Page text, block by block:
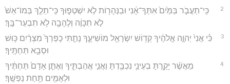
2
כִּֽי־תַעֲבֹ֤ר בַּמַּ֙יִם֙ אִתְּךָ־אָ֔נִי וּבַנְּהָר֖וֹת לֹ֣א יִשְׁטְפ֑וּךָ כִּֽי־תֵלֵ֤ךְ בְּמוֹ־אֵשׁ֙
לֹ֣א תִכָּוֶ֔ה וְלֶהָבָ֖ה לֹ֥א תִבְעַר־בָּֽךְ׃
3
כִּ֗י אֲנִי֙ יְהוָ֣ה אֱלֹהֶ֔יךָ קְד֥וֹשׁ יִשְׂרָאֵ֖ל מוֹשִׁיעֶ֑ךָ נָתַ֤תִּי כָפְרְךָ֙ מִצְרַ֔יִם כּ֥וּשׁ
וּסְבָ֖א תַּחְתֶּֽיךָ׃
4
מֵאֲשֶׁ֨ר יָקַ֧רְתָּ בְעֵינַ֛י נִכְבַּ֖דְתָּ וַאֲנִ֣י אֲהַבְתִּ֑יךָ וְאֶתֵּ֤ן אָדָם֙ תַּחְתֶּ֔יךָ
וּלְאֻמִּ֖ים תַּ֥חַת נַפְשֶֽׁךָ׃